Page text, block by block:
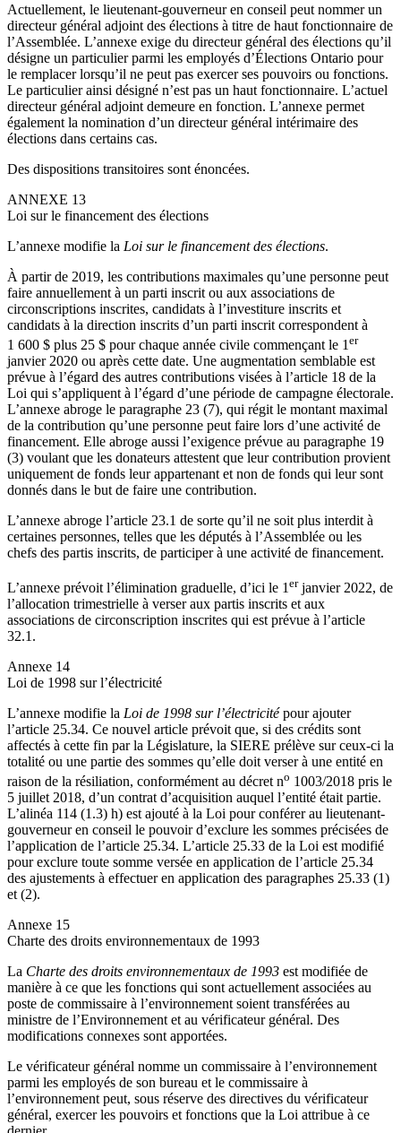
Actuellement, le lieutenant-gouverneur en conseil peut nommer un
directeur général adjoint des élections à titre de haut fonctionnaire de
l’Assemblée. L’annexe exige du directeur général des élections qu’il
désigne un particulier parmi les employés d’Élections Ontario pour
le remplacer lorsqu’il ne peut pas exercer ses pouvoirs ou fonctions.
Le particulier ainsi désigné n’est pas un haut fonctionnaire. L’actuel
directeur général adjoint demeure en fonction. L’annexe permet
également la nomination d’un directeur général intérimaire des
élections dans certains cas.
Des dispositions transitoires sont énoncées.
ANNEXE 13
Loi sur le financement des élections
L’annexe modifie la Loi sur le financement des élections.
À partir de 2019, les contributions maximales qu’une personne peut
faire annuellement à un parti inscrit ou aux associations de
circonscriptions inscrites, candidats à l’investiture inscrits et
candidats à la direction inscrits d’un parti inscrit correspondent à
1 600 $ plus 25 $ pour chaque année civile commençant le 1 er
janvier 2020 ou après cette date. Une augmentation semblable est
prévue à l’égard des autres contributions visées à l’article 18 de la
Loi qui s’appliquent à l’égard d’une période de campagne électorale.
L’annexe abroge le paragraphe 23 (7), qui régit le montant maximal
de la contribution qu’une personne peut faire lors d’une activité de
financement. Elle abroge aussi l’exigence prévue au paragraphe 19
(3) voulant que les donateurs attestent que leur contribution provient
uniquement de fonds leur appartenant et non de fonds qui leur sont
donnés dans le but de faire une contribution.
L’annexe abroge l’article 23.1 de sorte qu’il ne soit plus interdit à
certaines personnes, telles que les députés à l’Assemblée ou les
chefs des partis inscrits, de participer à une activité de financement.
L’annexe prévoit l’élimination graduelle, d’ici le 1 erjanvier 2022, de
l’allocation trimestrielle à verser aux partis inscrits et aux
associations de circonscription inscrites qui est prévue à l’article
32.1.
Annexe 14
Loi de 1998 sur l’électricité
L’annexe modifie la Loi de 1998 sur l’électricitépour ajouter
l’article 25.34. Ce nouvel article prévoit que, si des crédits sont
affectés à cette fin par la Législature, la SIERE prélève sur ceux-ci la
totalité ou une partie des sommes qu’elle doit verser à une entité en
raison de la résiliation, conformément au décret no 1003/2018 pris le
5 juillet 2018, d’un contrat d’acquisition auquel l’entité était partie.
L’alinéa 114 (1.3) h) est ajouté à la Loi pour conférer au lieutenant-
gouverneur en conseil le pouvoir d’exclure les sommes précisées de
l’application de l’article 25.34. L’article 25.33 de la Loi est modifié
pour exclure toute somme versée en application de l’article 25.34
des ajustements à effectuer en application des paragraphes 25.33 (1)
et (2).
Annexe 15
Charte des droits environnementaux de 1993
La Charte des droits environnementaux de 1993 est modifiée de
manière à ce que les fonctions qui sont actuellement associées au
poste de commissaire à l’environnement soient transférées au
ministre de l’Environnement et au vérificateur général. Des
modifications connexes sont apportées.
Le vérificateur général nomme un commissaire à l’environnement
parmi les employés de son bureau et le commissaire à
l’environnement peut, sous réserve des directives du vérificateur
général, exercer les pouvoirs et fonctions que la Loi attribue à ce